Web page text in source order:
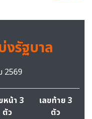
รัฐบาล
2569
หน้า 3
ตัว
เลขท้าย 3
ตัว